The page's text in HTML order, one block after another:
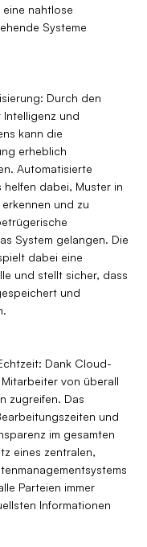
nahtlose
Systeme
Durch den
Intelligenz und
kann die
erheblich
Automatisierte
dabei, Muster in
und zu
System gelangen. Die
dabei eine
und stellt sicher, dass
und
Dank Cloud-
von überall
zugreifen. Das
und
im gesamten
eines zentralen,
Parteien immer
Informationen